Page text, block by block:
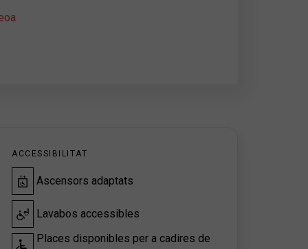
ACCESSIBILITAT
Ascensors adaptats
Lavabos accessibles
Places disponibles per a cadires de